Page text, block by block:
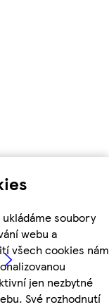
soubory
webu a
všech cookies nám
jen nezbytné
Své rozhodnutí